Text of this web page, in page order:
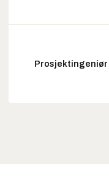
Prosjektingeniør